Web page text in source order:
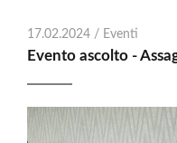
17.02.2024 / Eventi
Evento ascolto -